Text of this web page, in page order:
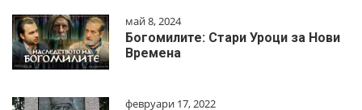
май 8, 2024
Богомилите: Стари Уроци за Нови
Времена
февруари 17, 2022